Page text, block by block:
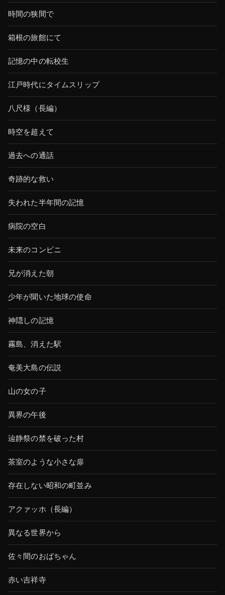
時間の狭間で
箱根の旅館にて
記憶の中の転校生
江戸時代にタイムスリップ
八尺様（長編）
時空を超えて
過去への通話
奇跡的な救い
失われた半年間の記憶
病院の空白
未来のコンビニ
兄が消えた朝
少年が聞いた地球の使命
神隠しの記憶
霧島、消えた駅
奄美大島の伝説
山の女の子
異界の午後
辿静祭の禁を破った村
茶室のような小さな扉
存在しない昭和の町並み
アクァッホ（長編）
異なる世界から
佐々間のおばちゃん
赤い吉祥寺